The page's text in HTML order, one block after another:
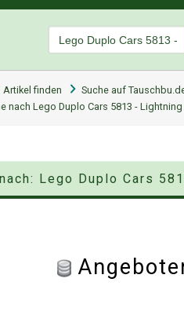
Artikel finden
Suche auf
nach Lego Duplo Cars 5813 -
Lego Duplo Cars